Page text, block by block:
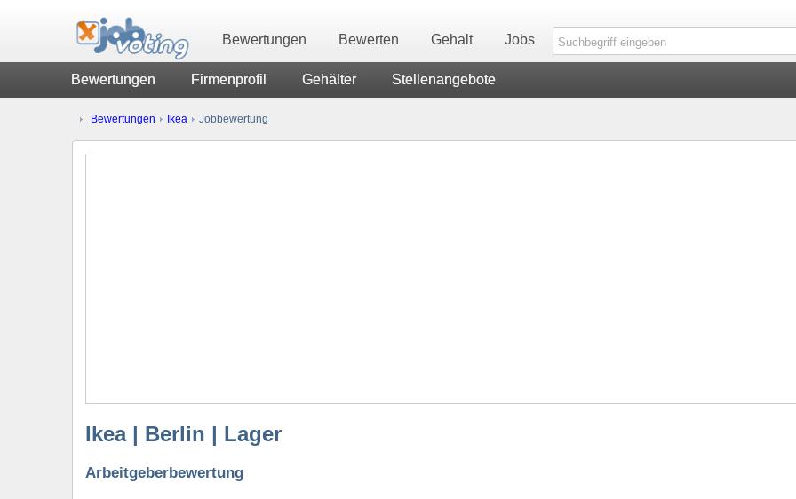
Bewertungen Bewerten Gehalt Jobs
Bewertungen Firmenprofil Gehälter Stellenangebote
Bewertungen Ikea Jobbewertung
Ikea | Berlin | Lager
Arbeitgeberbewertung